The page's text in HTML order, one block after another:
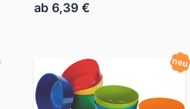
ab 6,39 €
neu